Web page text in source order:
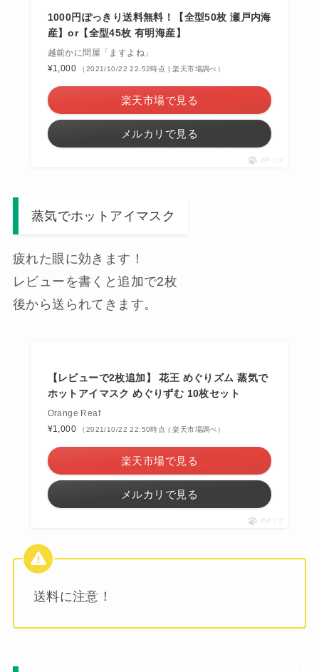
1000円ぽっきり送料無料！【全型50枚 瀬戸内海
産】or【全型45枚 有明海産】
越前かに問屋「ますよね」
¥1,000
（2021/10/22 22:52時点 | 楽天市場調べ）
楽天市場で見る
メルカリで見る
ポチップ
蒸気でホットアイマスク
疲れた眼に効きます！
レビューを書くと追加で2枚
後から送られてきます。
【レビューで2枚追加】 花王 めぐりズム 蒸気で
ホットアイマスク めぐりずむ 10枚セット
Orange Reaf
¥1,000
（2021/10/22 22:50時点 | 楽天市場調べ）
楽天市場で見る
メルカリで見る
ポチップ
送料に注意！